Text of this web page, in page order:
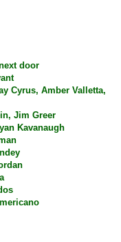
door
Cyrus, Amber Valletta,
Jim Greer
Kavanaugh